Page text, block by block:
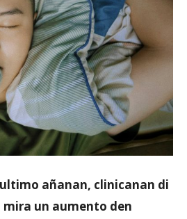
añanan, clinicanan di
un aumento den